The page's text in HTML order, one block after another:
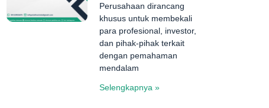
Perusahaan dirancang
khusus untuk membekali
para profesional, investor,
dan pihak-pihak terkait
dengan pemahaman
mendalam
Selengkapnya »